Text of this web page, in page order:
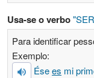
Usa-se o verbo
Para identificar
Exemplo:
Ésees mi